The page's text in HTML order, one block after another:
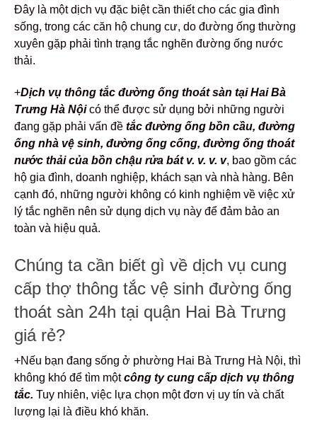
Đây là một dịch vụ đặc biệt cần thiết cho các gia đình
sống, trong các căn hộ chung cư, do đường ống thường
xuyên gặp phải tình trạng tắc nghẽn đường ống nước
thải.
+Dịch vụ thông tắc đường ống thoát sàn tại Hai Bà
Trưng Hà Nộicó thể được sử dụng bởi những người
đang gặp phải vấn đề tắc đường ống bồn cầu, đường
ống nhà vệ sinh, đường ống cống, đường ống thoát
nước thải của bồn chậu rửa bát v. v. v. v, bao gồm các
hộ gia đình, doanh nghiệp, khách sạn và nhà hàng. Bên
cạnh đó, những người không có kinh nghiệm về việc xử
lý tắc nghẽn nên sử dụng dịch vụ này để đảm bảo an
toàn và hiệu quả.
Chúng ta cần biết gì về dịch vụ cung
cấp thợ thông tắc vệ sinh đường ống
thoát sàn 24h tại quận Hai Bà Trưng
giá rẻ?
+Nếu bạn đang sống ở phường Hai Bà Trưng Hà Nội, thì
không khó để tìm mộtcông ty cung cấp dịch vụ thông
tắc. Tuy nhiên, việc lựa chọn một đơn vị uy tín và chất
lượng lại là điều khó khăn.